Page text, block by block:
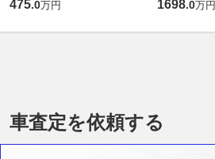
475.0万円 1698.0万円
車査定を依頼する